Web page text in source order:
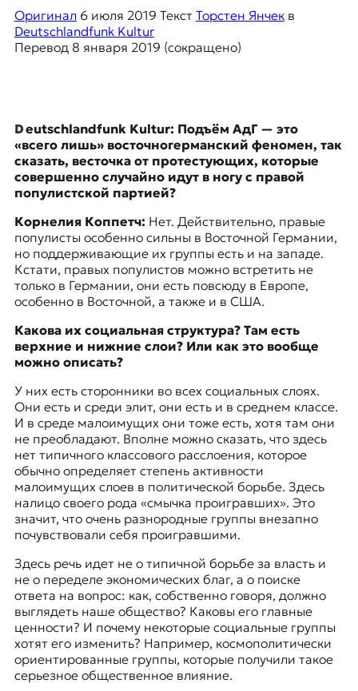
и
к
а
в
е
в
о
д
е
и
к
о
н
т
е
к
т
е
Оригинал 6 июля 2019 Текст Торстен Янчекв
Deutschlandfunk Kultur
Перевод 8 января 2019 (сокращено)
Deutschlandfunk Kultur: Подъём АдГ — это
«всего лишь» восточногерманский феномен, так
сказать, весточка от протестующих, которые
совершенно случайно идут в ногу с правой
популистской партией?
Корнелия Коппетч: Нет. Действительно, правые
популисты особенно сильны в Восточной Германии,
но поддерживающие их группы есть и на западе.
Кстати, правых популистов можно встретить не
только в Германии, они есть повсюду в Европе,
особенно в Восточной, а также и в США.
Какова их социальная структура? Там есть
верхние и нижние слои? Или как это вообще
можно описать?
У них есть сторонники во всех социальных слоях.
Они есть и среди элит, они есть и в среднем классе.
И в среде малоимущих они тоже есть, хотя там они
не преобладают. Вполне можно сказать, что здесь
нет типичного классового расслоения, которое
обычно определяет степень активности
малоимущих слоев в политической борьбе. Здесь
налицо своего рода «смычка проигравших». Это
значит, что очень разнородные группы внезапно
почувствовали себя проигравшими.
Здесь речь идет не о типичной борьбе за власть и
не о переделе экономических благ, а о поиске
ответа на вопрос: как, собственно говоря, должно
выглядеть наше общество? Каковы его главные
ценности? И почему некоторые социальные группы
хотят его изменить? Например, космополитически
ориентированные группы, которые получили такое
серьезное общественное влияние.